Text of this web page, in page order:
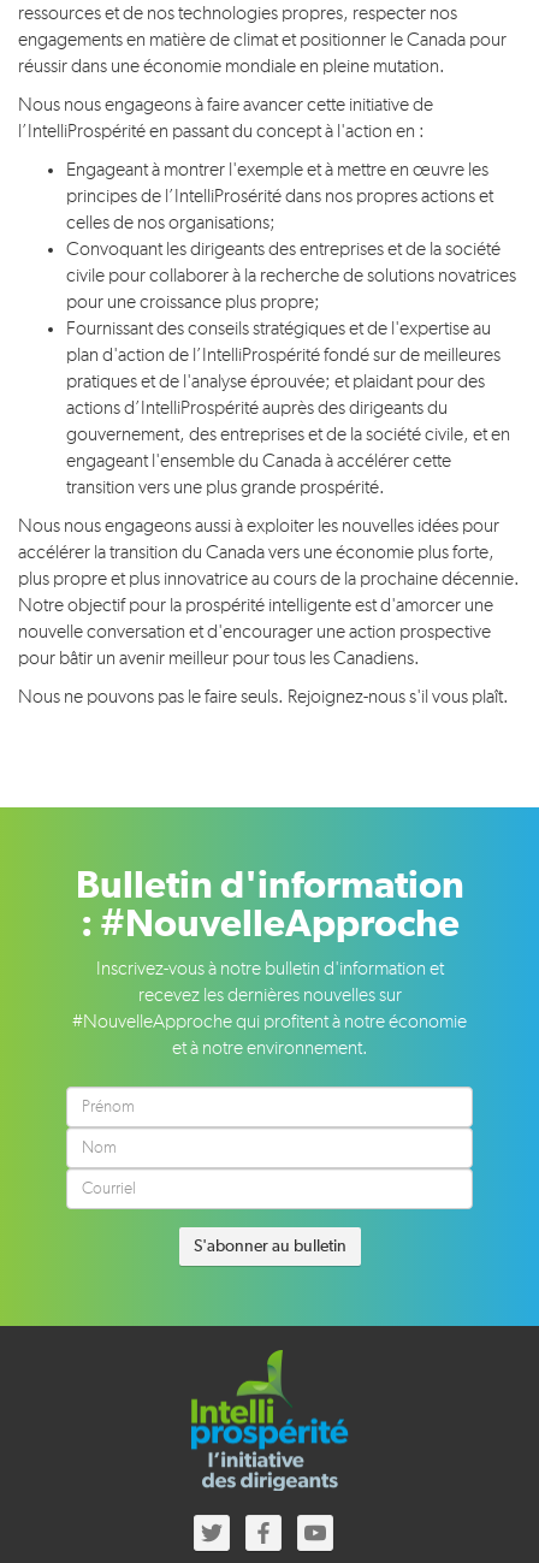
ressources et de nos technologies propres, respecter nos
engagements en matière de climat et positionner le Canada pour
réussir dans une économie mondiale en pleine mutation.
Nous nous engageons à faire avancer cette initiative de
l’IntelliProspérité en passant du concept à l'action en :
Engageant à montrer l'exemple et à mettre en œuvre les
principes de l’IntelliProsérité dans nos propres actions et
celles de nos organisations;
Convoquant les dirigeants des entreprises et de la société
civile pour collaborer à la recherche de solutions novatrices
pour une croissance plus propre;
Fournissant des conseils stratégiques et de l'expertise au
plan d'action de l’IntelliProspérité fondé sur de meilleures
pratiques et de l'analyse éprouvée; et plaidant pour des
actions d’IntelliProspérité auprès des dirigeants du
gouvernement, des entreprises et de la société civile, et en
engageant l'ensemble du Canada à accélérer cette
transition vers une plus grande prospérité.
Nous nous engageons aussi à exploiter les nouvelles idées pour
accélérer la transition du Canada vers une économie plus forte,
plus propre et plus innovatrice au cours de la prochaine décennie.
Notre objectif pour la prospérité intelligente est d'amorcer une
nouvelle conversation et d'encourager une action prospective
pour bâtir un avenir meilleur pour tous les Canadiens.
Nous ne pouvons pas le faire seuls. Rejoignez-nous s'il vous plaît.
Bulletin d'information
: #NouvelleApproche
Inscrivez-vous à notre bulletin d'information et
recevez les dernières nouvelles sur
#NouvelleApproche qui profitent à notre économie
et à notre environnement.